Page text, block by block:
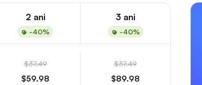
2 ani
-40%
3 ani
-40%
$37.49
$59.98
$37.49
$89.98